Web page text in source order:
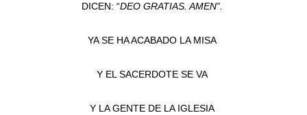
DICEN: “DEO GRATIAS. AMEN”.
YA SE HA ACABADO LA MISA
Y EL SACERDOTE SE VA
Y LA GENTE DE LA IGLESIA